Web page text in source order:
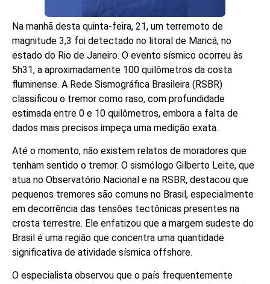
Na manhã desta quinta-feira, 21, um terremoto de
magnitude 3,3 foi detectado no litoral de Maricá, no
estado do Rio de Janeiro. O evento sísmico ocorreu às
5h31, a aproximadamente 100 quilômetros da costa
fluminense. A Rede Sismográfica Brasileira (RSBR)
classificou o tremor como raso, com profundidade
estimada entre 0 e 10 quilômetros, embora a falta de
dados mais precisos impeça uma medição exata.
Até o momento, não existem relatos de moradores que
tenham sentido o tremor. O sismólogo Gilberto Leite, que
atua no Observatório Nacional e na RSBR, destacou que
pequenos tremores são comuns no Brasil, especialmente
em decorrência das tensões tectônicas presentes na
crosta terrestre. Ele enfatizou que a margem sudeste do
Brasil é uma região que concentra uma quantidade
significativa de atividade sísmica offshore.
O especialista observou que o país frequentemente